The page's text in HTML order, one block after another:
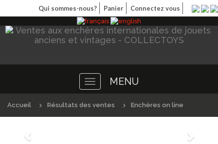
Qui sommes-nous? Panier Connectez vous
Toggle
navigation
MENU
Accueil Résultats des ventes Enchères on line
Précédént